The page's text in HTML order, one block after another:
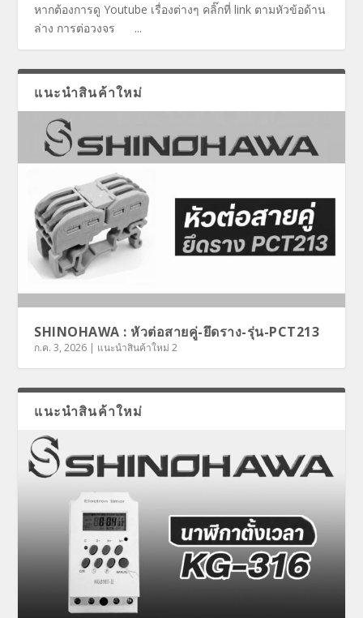
หากต้องการดู Youtube เรื่องต่างๆ คลิ๊กที่ link ตามหัวข้อด้าน
ล่าง การต่อวงจร ...
แนะนำสินค้าใหม่
SHINOHAWA : หัวต่อสายคู่-ยึดราง-รุ่น-PCT213
ก.ค. 3, 2026 | แนะนำสินค้าใหม่ 2
แนะนำสินค้าใหม่